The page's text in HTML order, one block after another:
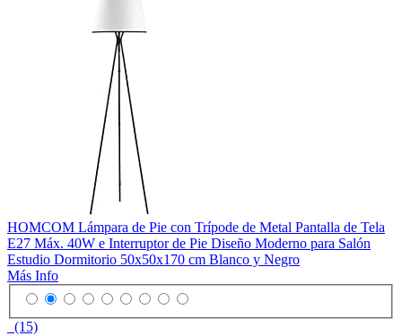
HOMCOM Lámpara de Pie con Trípode de Metal Pantalla de Tela
E27 Máx. 40W e Interruptor de Pie Diseño Moderno para Salón
Estudio Dormitorio 50x50x170 cm Blanco y Negro
Más Info
(15)